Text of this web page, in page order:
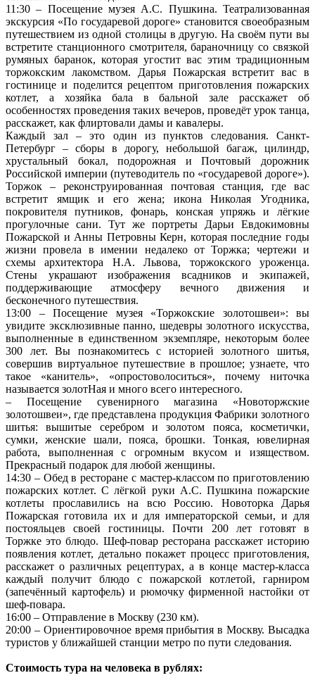
11:30 – Посещение музея А.С. Пушкина. Театрализованная
экскурсия «По государевой дороге» становится своеобразным
путешествием из одной столицы в другую. На своём пути вы
встретите станционного смотрителя, бараночницу со связкой
румяных баранок, которая угостит вас этим традиционным
торжокским лакомством. Дарья Пожарская встретит вас в
гостинице и поделится рецептом приготовления пожарских
котлет, а хозяйка бала в бальной зале расскажет об
особенностях проведения таких вечеров, проведёт урок танца,
расскажет, как флиртовали дамы и кавалеры.
Каждый зал – это один из пунктов следования. Санкт-
Петербург – сборы в дорогу, небольшой багаж, цилиндр,
хрустальный бокал, подорожная и Почтовый дорожник
Российской империи (путеводитель по «государевой дороге»).
Торжок – реконструированная почтовая станция, где вас
встретит ямщик и его жена; икона Николая Угодника,
покровителя путников, фонарь, конская упряжь и лёгкие
прогулочные сани. Тут же портреты Дарьи Евдокимовны
Пожарской и Анны Петровны Керн, которая последние годы
жизни провела в имении недалеко от Торжка; чертежи и
схемы архитектора Н.А. Львова, торжокского уроженца.
Стены украшают изображения всадников и экипажей,
поддерживающие атмосферу вечного движения и
бесконечного путешествия.
13:00 – Посещение музея «Торжокские золотошвеи»: вы
увидите эксклюзивные панно, шедевры золотного искусства,
выполненные в единственном экземпляре, некоторым более
300 лет. Вы познакомитесь с историей золотного шитья,
совершив виртуальное путешествие в прошлое; узнаете, что
такое «канитель», «опростоволоситься», почему ниточка
называется золотНая и много всего интересного.
– Посещение сувенирного магазина «Новоторжские
золотошвеи», где представлена продукция Фабрики золотного
шитья: вышитые серебром и золотом пояса, косметички,
сумки, женские шали, пояса, брошки. Тонкая, ювелирная
работа, выполненная с огромным вкусом и изяществом.
Прекрасный подарок для любой женщины.
14:30 – Обед в ресторане с мастер-классом по приготовлению
пожарских котлет. С лёгкой руки А.С. Пушкина пожарские
котлеты прославились на всю Россию. Новоторка Дарья
Пожарская готовила их и для императорской семьи, и для
постояльцев своей гостиницы. Почти 200 лет готовят в
Торжке это блюдо. Шеф-повар ресторана расскажет историю
появления котлет, детально покажет процесс приготовления,
расскажет о различных рецептурах, а в конце мастер-класса
каждый получит блюдо с пожарской котлетой, гарниром
(запечённый картофель) и рюмочку фирменной настойки от
шеф-повара.
16:00 – Отправление в Москву (230 км).
20:00 – Ориентировочное время прибытия в Москву. Высадка
туристов у ближайшей станции метро по пути следования.
Стоимость тура на человека в рублях: